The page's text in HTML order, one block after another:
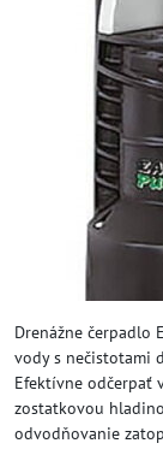
Drenážne čerpadlo
vody s nečistotami
Efektívne odčerpať
zostatkovou
odvodňovanie